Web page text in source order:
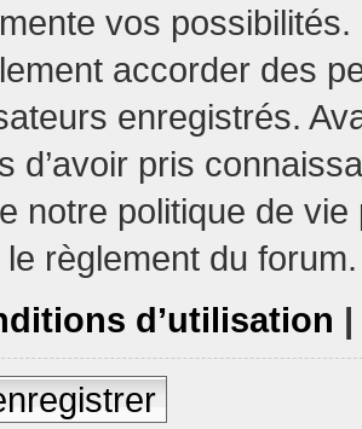
vos possibilités.
accorder des
enregistrés.
d’avoir pris
notre politique de
règlement du forum.
d’utilisation |